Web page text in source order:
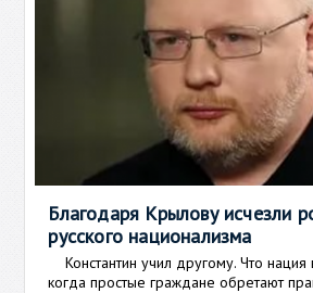
Благодаря Крылову исчезли
русского национализма
Константин учил другому. Что нация
когда простые граждане обретают